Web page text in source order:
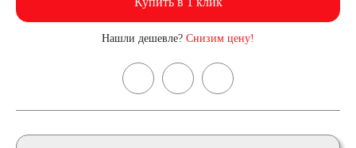
Нашли дешевле? Снизим цену!